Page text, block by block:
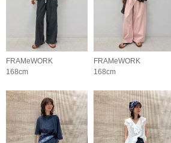
FRAMeWORK
168cm
FRAMeWORK
168cm